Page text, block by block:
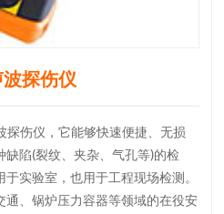
探伤仪
伤仪，它能够快速便捷、无损
陷(裂纹、夹杂、气孔等)的检
实验室，也用于工程现场检测。
通、锅炉压力容器等领域的在役安